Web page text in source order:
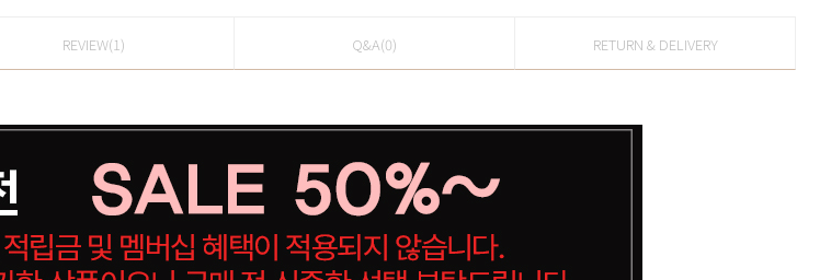
REVIEW(1) Q&A(0) RETURN & DELIVERY